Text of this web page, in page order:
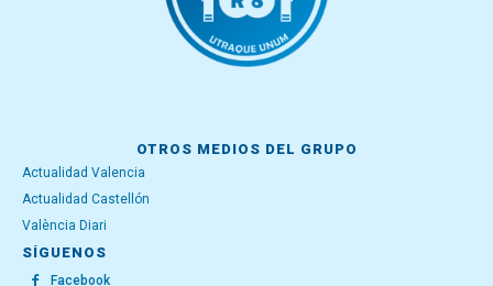
OTROS MEDIOS DEL GRUPO
Actualidad Valencia
Actualidad Castellón
València Diari
SÍGUENOS
Facebook